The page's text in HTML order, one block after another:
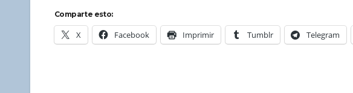
Comparte esto:
X Facebook Imprimir Tumblr Telegram